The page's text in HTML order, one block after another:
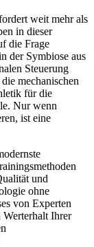
weit mehr als
in dieser
die Frage
der Symbiose aus
Steuerung
mechanischen
für die
Nur wenn
ist eine
und
ohne
von Experten
Werterhalt Ihrer